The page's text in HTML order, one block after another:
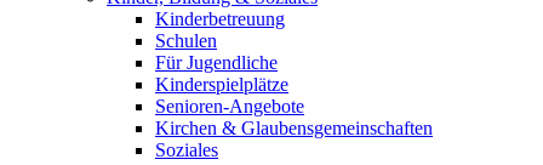
Kinderbetreuung
Schulen
Für Jugendliche
Kinderspielplätze
Senioren-Angebote
Kirchen & Glaubensgemeinschaften
Soziales